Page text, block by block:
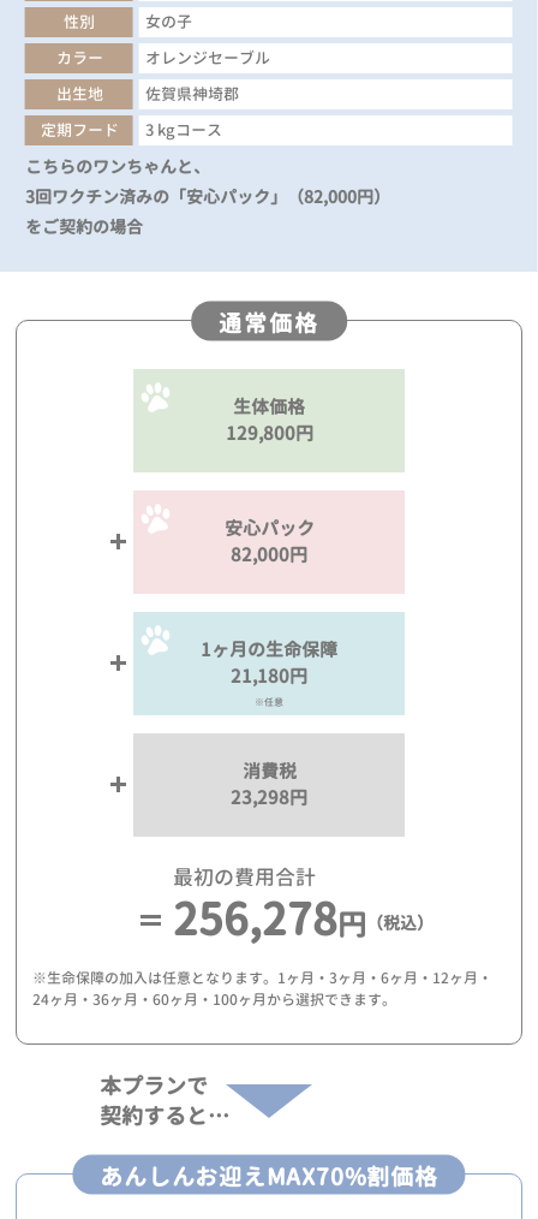
性別
女の子
カラー
オレンジセーブル
出生地
佐賀県神埼郡
定期フード
3 kgコース
こちらのワンちゃんと、
3回ワクチン済みの「安心パック」（82,000円）
をご契約の場合
通常価格
生体価格
129,800円
安心パック
82,000円
1ヶ月の生命保障
21,180円
※任意
消費税
23,298円
最初の費用合計
256,278円 （税込）
※生命保障の加入は任意となります。1ヶ月・3ヶ月・6ヶ月・12ヶ月・
24ヶ月・36ヶ月・60ヶ月・100ヶ月から選択できます。
本プランで
契約すると…
あんしんお迎えMAX70%割価格